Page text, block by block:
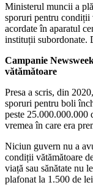
Ministerul muncii a
sporuri pentru condiții
acordate în aparatul
instituții subordonate.
Campanie
vătămătoare
Presa a scris, din
sporuri pentru boli
peste 25.000.000.000
vremea în care era
Niciun guvern nu a
condiții vătămătoare
viață sau sănătate nu
plafonat la 1.500 de